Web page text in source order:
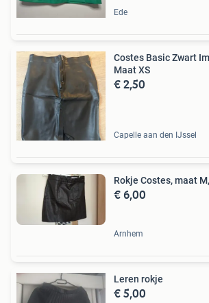
Ede
Costes Basic Zwart
Maat XS
€ 2,50
Capelle aan den IJssel
Rokje Costes, maat
€ 6,00
Arnhem
Leren rokje
€ 5,00